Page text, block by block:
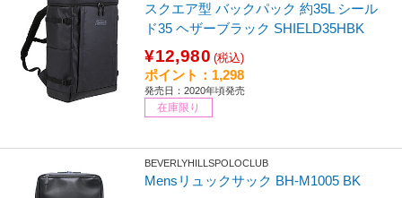
スクエア型 バックパック 約35L シール
ド35 ヘザーブラック SHIELD35HBK
¥12,980 (税込)
ポイント：1,298
発売日：2020年頃発売
在庫限り
BEVERLYHILLSPOLOCLUB
Mensリュックサック BH-M1005 BK